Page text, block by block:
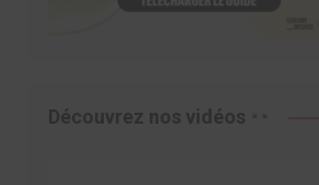
Découvrez nos vidéos